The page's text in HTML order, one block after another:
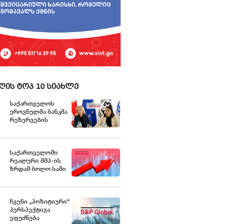
ტოპ 10 სიახლე
საქართველოს
ეროვნულმა ბანკმა
რეზერვების
დაგროვება
ივლისში
რეკორდულ
ნიშნულს $7.1
- S&P
საქართველოში
რეალური მშპ-ის
ზრდამ ბოლო სამი
განმავლობაში
შეადგინა, რაც
მსოფლიოში ერთ-
ერთი ყველაზე
ჩვენი „პოზიტიური“
პერსპექტივა
ეფუძნება